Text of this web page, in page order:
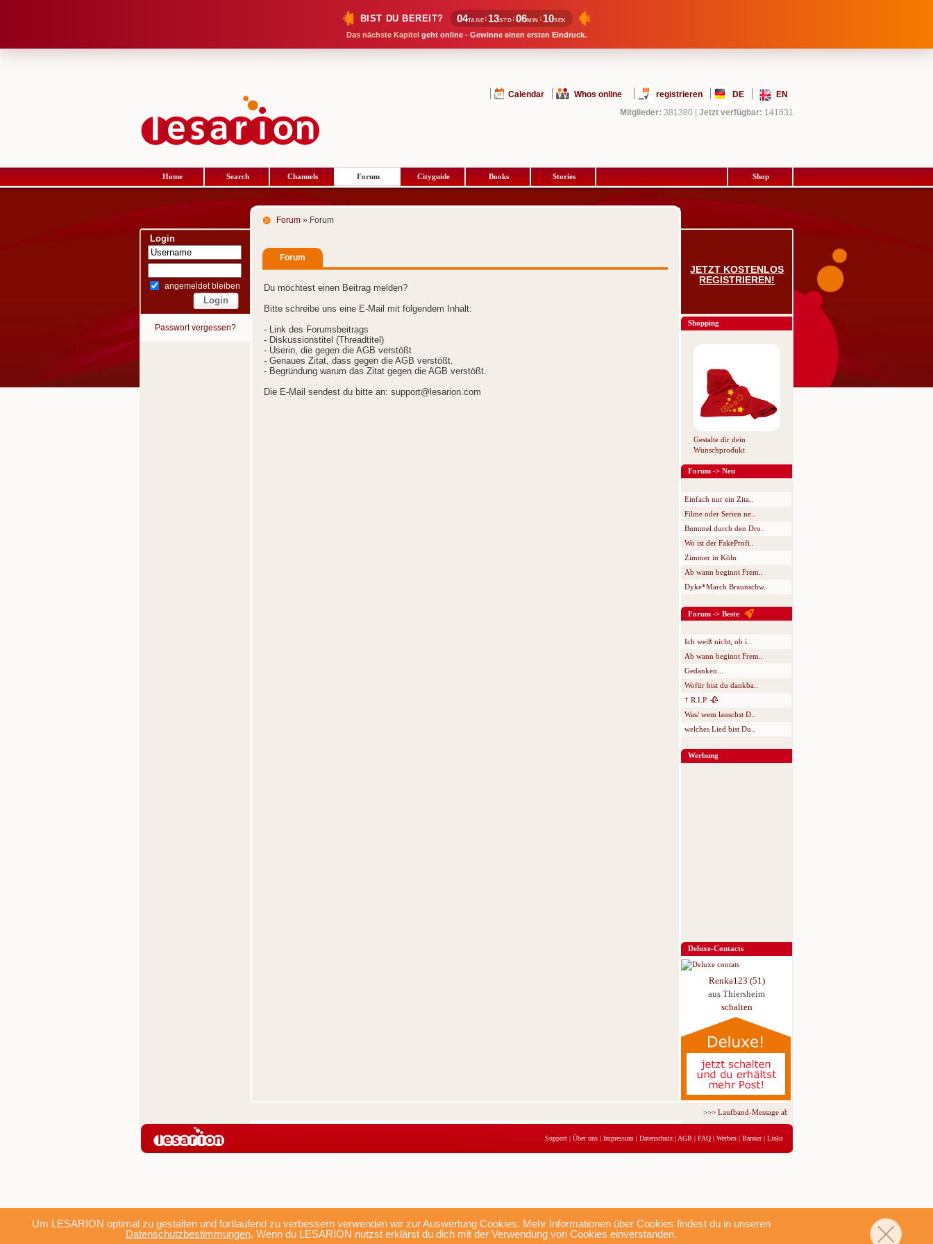
BIST DU BEREIT? 04TAGE : 13STD :06MIN : 10SEK
Das nächste Kapitel geht online - Gewinne einen ersten Eindruck.
Um LESARION optimal zu gestalten und fortlaufend zu verbessern verwenden wir zur Auswertung Cookies. Mehr Informationen über Cookies findest du in unseren
Datenschutzbestimmungen. Wenn du LESARION nutzst erklärst du dich mit der Verwendung von Cookies einverstanden.
Calendar Whos online registrieren DE
EN
Mitglieder: 381380 Jetzt verfügbar: 141631
Home Search Channels Forum Cityguide Books Stories Shop
Login
angemeldet bleiben
Passwort vergessen?
Forum » Forum
Forum
Du möchtest einen Beitrag melden?
Bitte schreibe uns eine E-Mail mit folgendem Inhalt:
- Link des Forumsbeitrags
- Diskussionstitel (Threadtitel)
- Userin, die gegen die AGB verstößt
- Genaues Zitat, dass gegen die AGB verstößt.
- Begründung warum das Zitat gegen die AGB verstößt.
Die E-Mail sendest du bitte an: support@lesarion.com
JETZT KOSTENLOS
REGISTRIEREN!
Shopping
Gestalte dir dein
Wunschprodukt
Forum -> Neu
Einfach nur ein Zita..
Filme oder Serien ne..
Bummel durch den Dro..
Wo ist der FakeProfi..
Zimmer in Köln
Ab wann beginnt Frem..
Dyke*March Braunschw..
Forum -> Beste
Ich weiß nicht, ob i..
Ab wann beginnt Frem..
Gedanken...
Wofür bist du dankba..
† R.I.P. 🥀
Was/ wem lauschst D..
welches Lied bist Du..
Werbung
Deluxe-Contacts
Renka123 (51)
aus Thiersheim
schalten
>>>Laufband-Message ab nur 5,95 € für 3 Tage!
Support | Über uns | Impressum | Datenschutz | AGB | FAQ | Werben | Banner| Links